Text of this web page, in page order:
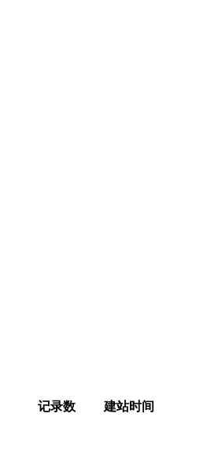
记录数 建站时间